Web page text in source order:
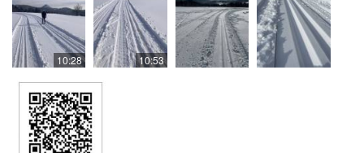
10:28 10:53